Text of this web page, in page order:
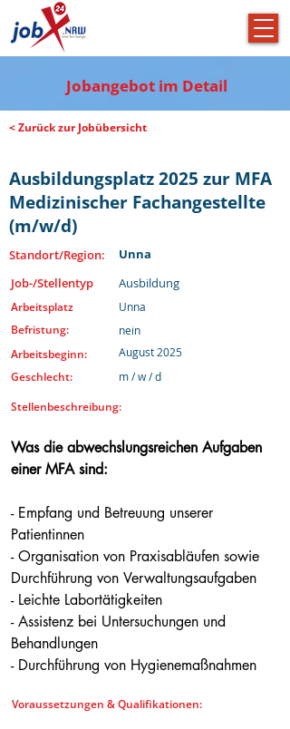
Jobangebot im Detail
< Zurück zur Jobübersicht
Ausbildungsplatz 2025 zur MFA
Medizinischer Fachangestellte
(m/w/d)
Standort/Region:
Unna
Job-/Stellentyp
Ausbildung
Arbeitsplatz Unna
Befristung: nein
Arbeitsbeginn: August 2025
Geschlecht: m / w / d
Stellenbeschreibung:
Was die abwechslungsreichen Aufgaben
einer MFA sind:
- Empfang und Betreuung unserer
Patientinnen
- Organisation von Praxisabläufen sowie
Durchführung von Verwaltungsaufgaben
- Leichte Labortätigkeiten
- Assistenz bei Untersuchungen und
Behandlungen
- Durchführung von Hygienemaßnahmen
Voraussetzungen & Qualifikationen: